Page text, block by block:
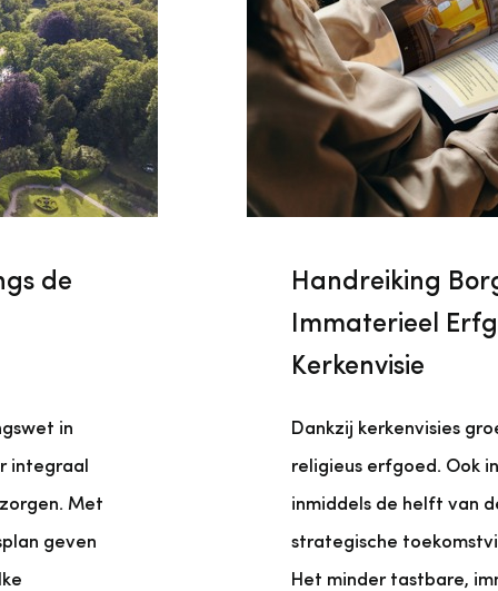
de
in
integraal
Met
geven
Handreiking
Immaterieel
Kerkenvisie
Dankzij kerkenvisies
religieus erfgoed. Ook
inmiddels de helft van
strategische
Het minder tastbare,